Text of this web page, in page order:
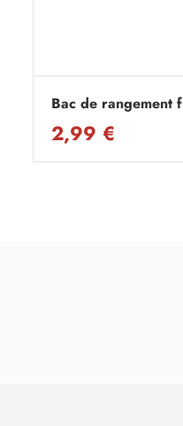
Bac de rangement
2,99 €